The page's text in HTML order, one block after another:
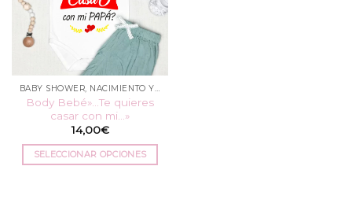
BABY SHOWER, NACIMIENTO Y BAUTIZO
Body Bebé»…Te quieres
casar con mi…»
14,00€
SELECCIONAR OPCIONES